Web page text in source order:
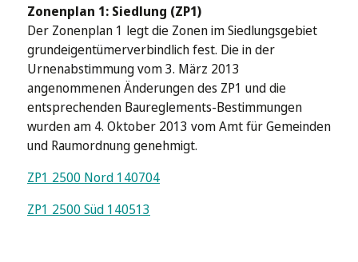
Zonenplan 1: Siedlung (ZP1)
Der Zonenplan 1 legt die Zonen im Siedlungsgebiet
grundeigentümerverbindlich fest. Die in der
Urnenabstimmung vom 3. März 2013
angenommenen Änderungen des ZP1 und die
entsprechenden Baureglements-Bestimmungen
wurden am 4. Oktober 2013 vom Amt für Gemeinden
und Raumordnung genehmigt.
ZP1 2500 Nord 140704
ZP1 2500 Süd 140513